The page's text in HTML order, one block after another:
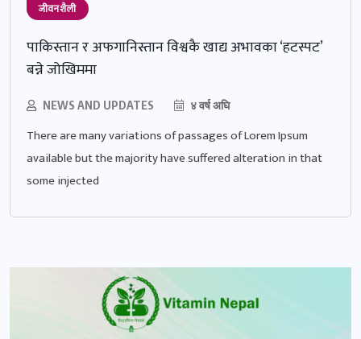
जीवनशैली
पाकिस्तान र अफगानिस्तान विश्वकै खाद्य अभावका ‘हटस्पट’
बन्ने जोखिममा
NEWS AND UPDATES ४ वर्ष अघि
There are many variations of passages of Lorem Ipsum
available but the majority have suffered alteration in that
some injected